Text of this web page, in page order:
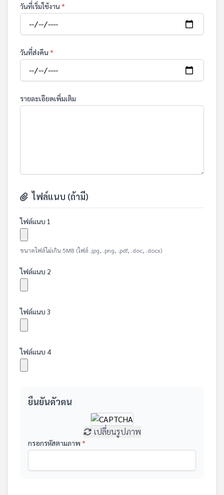
วันที่เริ่มใช้งาน *
วันที่ส่งคืน *
รายละเอียดเพิ่มเติม
ไฟล์แนบ (ถ้ามี)
ไฟล์แนบ 1
ขนาดไฟล์ไม่เกิน 5MB (ไฟล์ .jpg, .png, .pdf, .doc, .docx)
ไฟล์แนบ 2
ไฟล์แนบ 3
ไฟล์แนบ 4
ยืนยันตัวตน
เปลี่ยนรูปภาพ
กรอกรหัสตามภาพ *